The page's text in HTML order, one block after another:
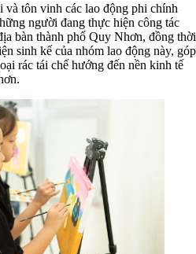
và tôn vinh các lao động phi chính
người đang thực hiện công tác
bàn thành phố Quy Nhơn, đồng thời
sinh kế của nhóm lao động này, góp
rác tái chế hướng đến nền kinh tế